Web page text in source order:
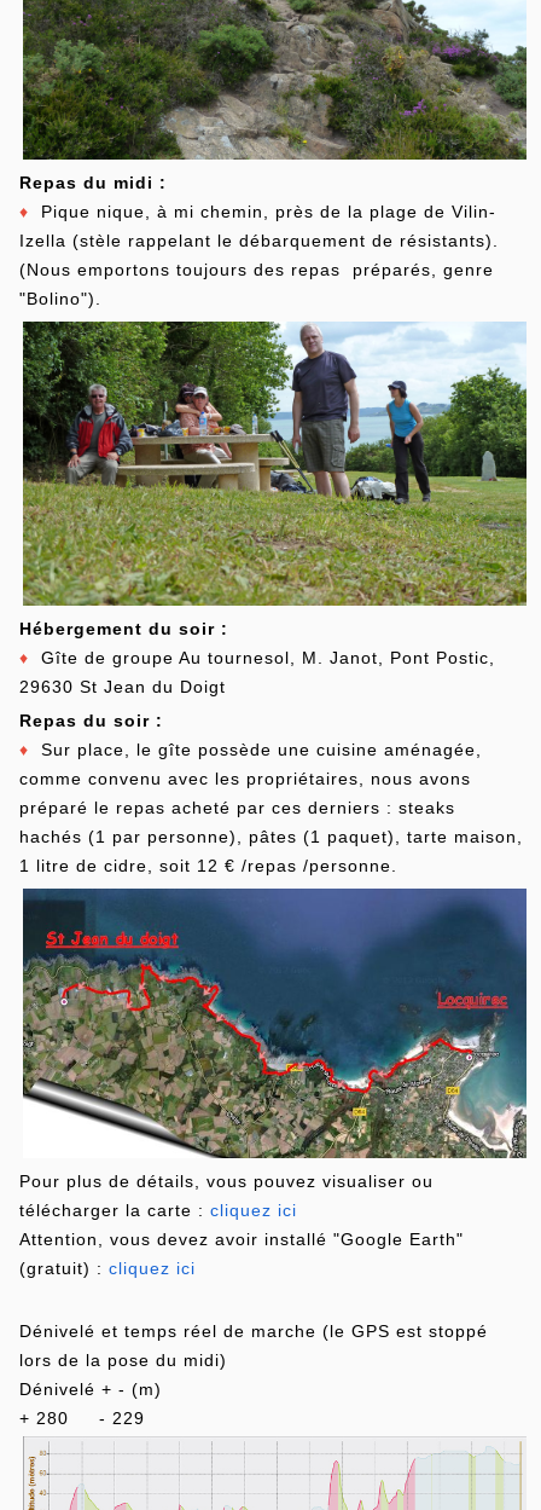
Repas du midi :
♦ Pique nique, à mi chemin, près de la plage de Vilin-
Izella (stèle rappelant le débarquement de résistants).
(Nous emportons toujours des repas préparés, genre
"Bolino").
Hébergement du soir :
♦ Gîte de groupe Au tournesol, M. Janot, Pont Postic,
29630 St Jean du Doigt
Repas du soir :
♦ Sur place, le gîte possède une cuisine aménagée,
comme convenu avec les propriétaires, nous avons
préparé le repas acheté par ces derniers : steaks
hachés (1 par personne), pâtes (1 paquet), tarte maison,
1 litre de cidre, soit 12 € /repas /personne.
Pour plus de détails, vous pouvez visualiser ou
télécharger la carte : cliquez ici
Attention, vous devez avoir installé "Google Earth"
(gratuit) : cliquez ici
Dénivelé et temps réel de marche (le GPS est stoppé
lors de la pose du midi)
Dénivelé + - (m)
+ 280 - 229